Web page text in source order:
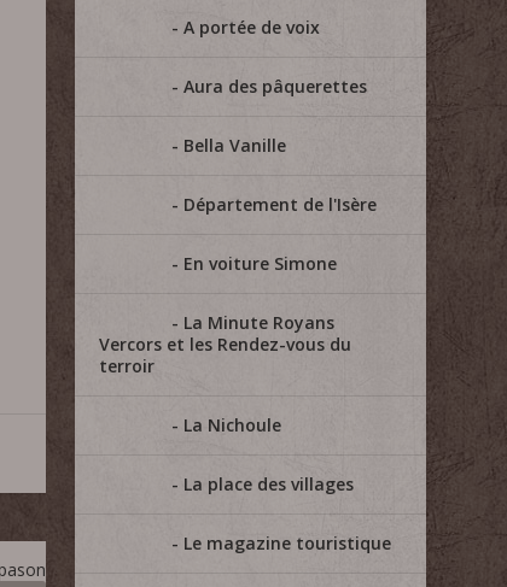
A portée de voix
Aura des pâquerettes
Bella Vanille
Département de l'Isère
En voiture Simone
La Minute Royans
Vercors et les Rendez-vous du
terroir
La Nichoule
La place des villages
Le magazine touristique